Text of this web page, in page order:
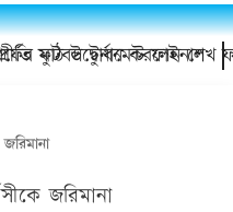
মাঠ উদ্বোধন করলেন শেখ
ফুটবল টুর্নামেন্ট ফাইনাল
জরিমানা